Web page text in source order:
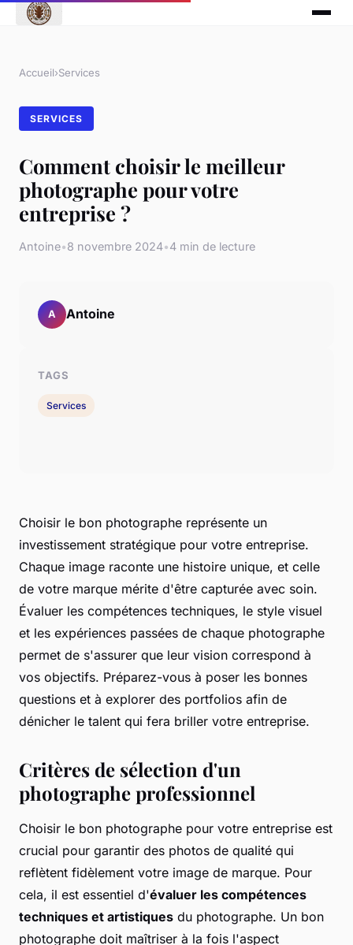
Accueil›Services
SERVICES
Comment choisir le meilleur
photographe pour votre
entreprise ?
Antoine•8 novembre 2024•4 min de lecture
Choisir le bon photographe représente un
investissement stratégique pour votre entreprise.
Chaque image raconte une histoire unique, et celle
de votre marque mérite d'être capturée avec soin.
Évaluer les compétences techniques, le style visuel
et les expériences passées de chaque photographe
permet de s'assurer que leur vision correspond à
vos objectifs. Préparez-vous à poser les bonnes
questions et à explorer des portfolios afin de
dénicher le talent qui fera briller votre entreprise.
Critères de sélection d'un
photographe professionnel
Choisir le bon photographe pour votre entreprise est
crucial pour garantir des photos de qualité qui
reflètent fidèlement votre image de marque. Pour
cela, il est essentiel d'évaluer les compétences
techniques et artistiques du photographe. Un bon
photographe doit maîtriser à la fois l'aspect
A Antoine
TAGS
Services